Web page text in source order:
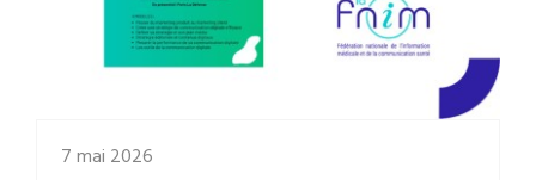
7 mai 2026